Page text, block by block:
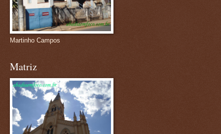
Martinho Campos
Matriz